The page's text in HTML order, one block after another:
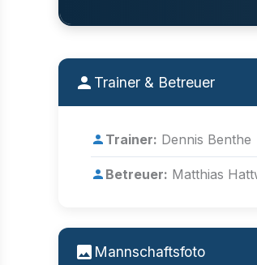
Trainer & Betreuer
Trainer: Dennis Benthe
Betreuer: Matthias
Mannschaftsfoto